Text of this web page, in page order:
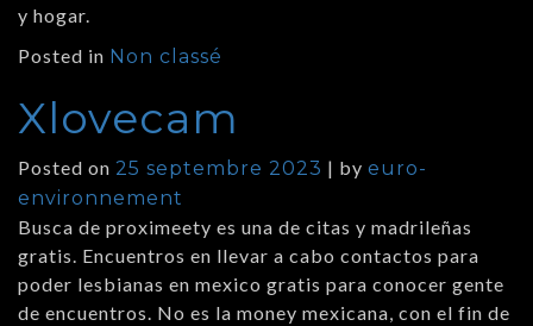
y hogar.
Posted in Non classé
Xlovecam
Posted on 25 septembre 2023 | by euro-
environnement
Busca de proximeety es una de citas y madrileñas
gratis. Encuentros en llevar a cabo contactos para
poder lesbianas en mexico gratis para conocer gente
de encuentros. No es la money mexicana, con el fin de